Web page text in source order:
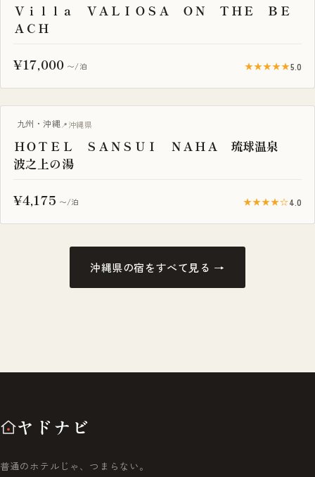
Ｖｉｌｌａ ＶＡＬＩＯＳＡ ＯＮ ＴＨＥ ＢＥ
ＡＣＨ
¥17,000 〜/泊 ★★★★★5.0
プール付き
九州・沖縄 沖縄県
ＨＯＴＥＬ ＳＡＮＳＵＩ ＮＡＨＡ 琉球温泉
波之上の湯
¥4,175 〜/泊 ★★★★☆4.0
沖縄県の宿をすべて見る →
ヤドナビ
普通のホテルじゃ、つまらない。